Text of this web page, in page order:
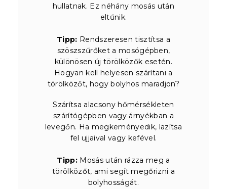
hullatnak. Ez néhány mosás után
eltűnik.
Tipp: Rendszeresen tisztítsa a
szöszszűrőket a mosógépben,
különösen új törölközők esetén.
Hogyan kell helyesen szárítani a
törölközőt, hogy bolyhos maradjon?
Szárítsa alacsony hőmérsékleten
szárítógépben vagy árnyékban a
levegőn. Ha megkeményedik, lazítsa
fel ujjaival vagy kefével.
Tipp: Mosás után rázza meg a
törölközőt, ami segít megőrizni a
bolyhosságát.